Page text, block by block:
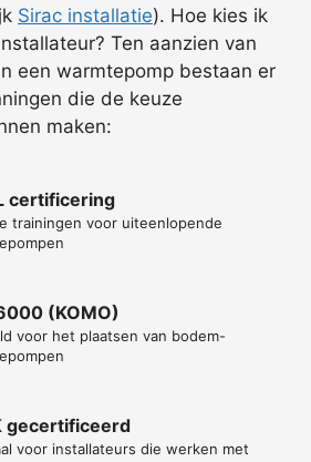
Sirac installatie). Hoe kies ik
Ten aanzien van
een warmtepomp bestaan er
die de keuze
maken:
certificering
trainingen voor uiteenlopende
(KOMO)
voor het plaatsen van bodem-
gecertificeerd
voor installateurs die werken met